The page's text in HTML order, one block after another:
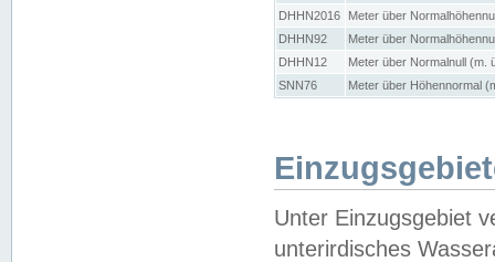
DHHN2016
Meter über
DHHN92
Meter über
DHHN12
Meter über Normalnull (m.
SNN76
Meter über Höhennormal
Unter Einzugsgebiet
unterirdisches